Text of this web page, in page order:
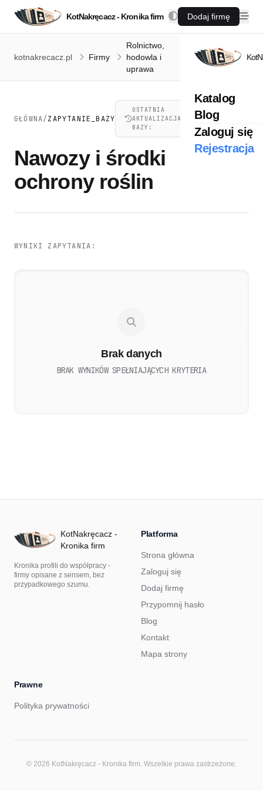
KotNakręcacz - Kronika firm Dodaj firmę
Katalog
Blog
Zaloguj się
Rejestracja
kotnakrecacz.pl Firmy
Rolnictwo,
hodowla i
uprawa
środki ochrony
roślin
GŁÓWNA/ZAPYTANIE_BAZY
OSTATNIA
AKTUALIZACJA
BAZY:
05.08.2026,
21:44
Nawozy i środki
ochrony roślin
WYNIKI ZAPYTANIA:
Brak danych
BRAK WYNIKÓW SPEŁNIAJĄCYCH KRYTERIA
KotNakręcacz -
Kronika firm
Kronika profili do współpracy -
firmy opisane z sensem, bez
przypadkowego szumu.
Platforma
Strona główna
Zaloguj się
Dodaj firmę
Przypomnij hasło
Blog
Kontakt
Mapa strony
Prawne
Polityka prywatności
© 2026 KotNakręcacz - Kronika firm. Wszelkie prawa zastrzeżone.